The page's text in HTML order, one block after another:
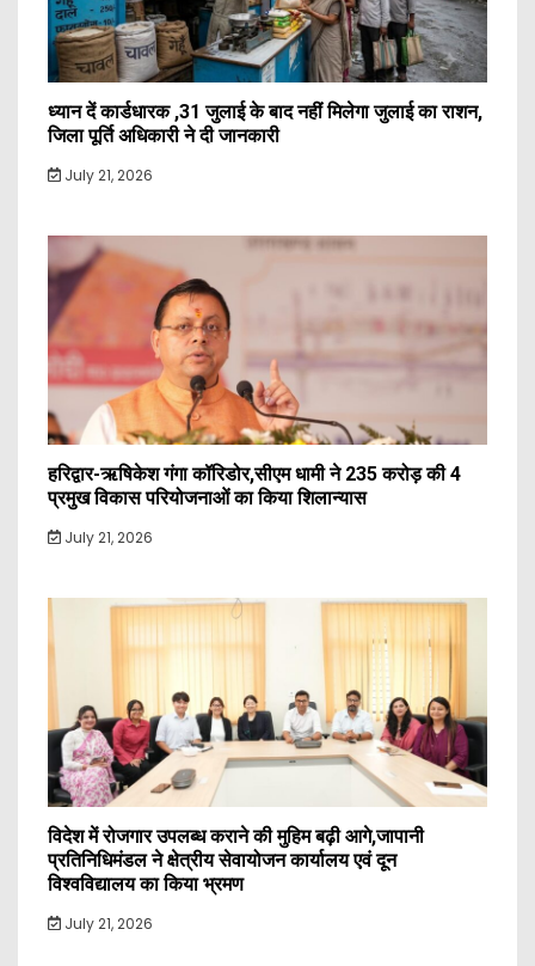
ध्यान दें कार्डधारक ,31 जुलाई के बाद नहीं मिलेगा जुलाई का राशन,
जिला पूर्ति अधिकारी ने दी जानकारी
July 21, 2026
हरिद्वार-ऋषिकेश गंगा कॉरिडोर,सीएम धामी ने 235 करोड़ की 4
प्रमुख विकास परियोजनाओं का किया शिलान्यास
July 21, 2026
विदेश में रोजगार उपलब्ध कराने की मुहिम बढ़ी आगे,जापानी
प्रतिनिधिमंडल ने क्षेत्रीय सेवायोजन कार्यालय एवं दून
विश्वविद्यालय का किया भ्रमण
July 21, 2026